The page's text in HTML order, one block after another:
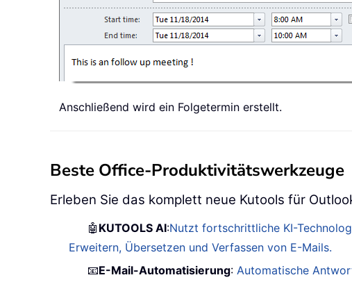
Anschließend wird ein Folgetermin erstellt.
Beste Office-Produktivitätswerkzeuge
Erleben Sie das komplett neue Kutools für
🤖 KUTOOLS AI:Nutzt fortschrittliche KI-
Erweitern, Übersetzen und Verfassen von E-Mails.
📧E-Mail-Automatisierung:Automatische